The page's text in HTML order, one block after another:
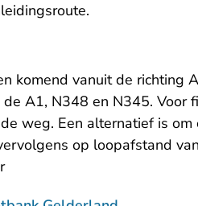
komend vanuit de richting
A1, N348 en N345. Voor
weg. Een alternatief is
op loopafstand